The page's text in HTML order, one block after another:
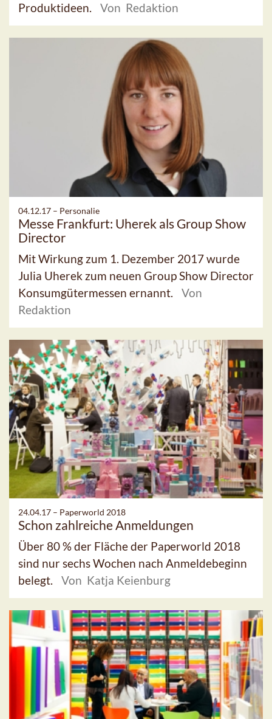
Produktideen.
Von Redaktion
04.12.17 – Personalie
Messe Frankfurt: Uherek als Group Show
Director
Mit Wirkung zum 1. Dezember 2017 wurde
Julia Uherek zum neuen Group Show Director
Konsumgütermessen ernannt.
Von
Redaktion
24.04.17 – Paperworld 2018
Schon zahlreiche Anmeldungen
Über 80 % der Fläche der Paperworld 2018
sind nur sechs Wochen nach Anmeldebeginn
belegt.
Von Katja Keienburg